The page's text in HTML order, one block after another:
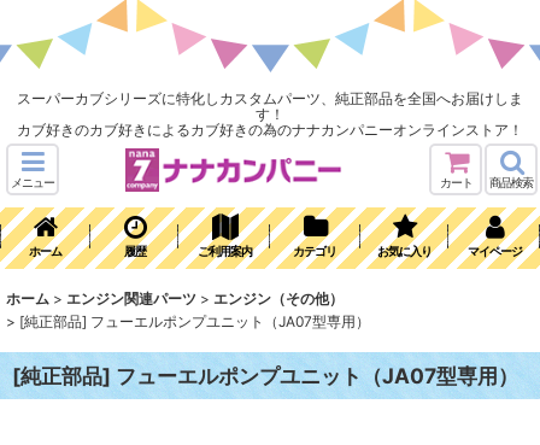
スーパーカブシリーズに特化しカスタムパーツ、純正部品を全国へお届けしま
す！
カブ好きのカブ好きによるカブ好きの為のナナカンパニーオンラインストア！
メニュー カート 商品検索
ホーム 履歴 ご利用案内 カテゴリ お気に入り マイページ
ホーム > エンジン関連パーツ > エンジン（その他）
> [純正部品] フューエルポンプユニット（JA07型専用）
[純正部品] フューエルポンプユニット（JA07型専用）